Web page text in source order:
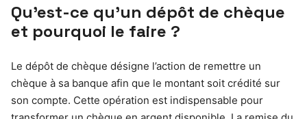
Qu’est-ce qu’un dépôt de chèque
et pourquoi le faire ?
Le dépôt de chèque désigne l’action de remettre un
chèque à sa banque afin que le montant soit crédité sur
son compte. Cette opération est indispensable pour